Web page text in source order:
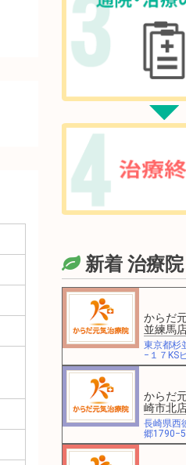
新着 治療院
からだ
並練馬
東京都杉
−１７KS
からだ
崎市北
長崎県西
郷